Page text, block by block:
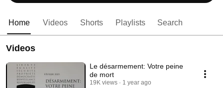
Home Videos Shorts Playlists Search
Videos
Le désarmement: Votre peine
de mort
19K views 1 year ago